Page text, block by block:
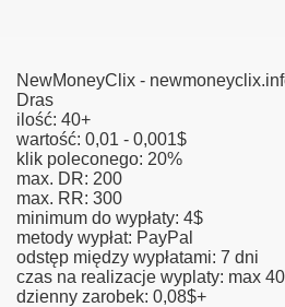
NewMoneyClix -
Dras
ilość: 40+
wartość: 0,01 - 0,001$
klik poleconego: 20%
max. DR: 200
max. RR: 300
minimum do wypłaty: 4$
metody wypłat: PayPal
odstęp między wypłatami: 7 dni
czas na realizacje wyplaty: max
dzienny zarobek: 0,08$+